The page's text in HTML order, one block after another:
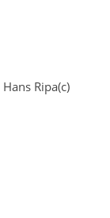
Hans Ripa(c)